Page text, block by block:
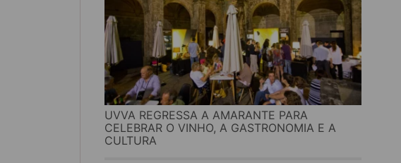
UVVA REGRESSA A AMARANTE PARA
CELEBRAR O VINHO, A GASTRONOMIA E A
CULTURA